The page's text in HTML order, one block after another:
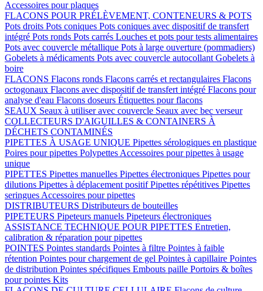
Accessoires pour plaques
FLACONS POUR PRÉLÈVEMENT, CONTENEURS & POTS
Pots droits Pots coniques Pots coniques avec dispositif de transfert
intégré Pots ronds Pots carrés Louches et pots pour tests alimentaires
Pots avec couvercle métallique Pots à large ouverture (pommadiers)
Gobelets à médicaments Pots avec couvercle autocollant Gobelets à
boire
FLACONS Flacons ronds Flacons carrés et rectangulaires Flacons
octogonaux Flacons avec dispositif de transfert intégré Flacons pour
analyse d'eau Flacons doseurs Étiquettes pour flacons
SEAUX Seaux à utiliser avec couvercle Seaux avec bec verseur
COLLECTEURS D'AIGUILLES & CONTAINERS À
DÉCHETS CONTAMINÉS
PIPETTES À USAGE UNIQUE Pipettes sérologiques en plastique
Poires pour pipettes Polypettes Accessoires pour pipettes à usage
unique
PIPETTES Pipettes manuelles Pipettes électroniques Pipettes pour
dilutions Pipettes à déplacement positifPipettes répétitives Pipettes
seringues Accessoires pour pipettes
DISTRIBUTEURS Distributeurs de bouteilles
PIPETEURS Pipeteurs manuels Pipeteurs électroniques
ASSISTANCE TECHNIQUE POUR PIPETTES Entretien,
calibration & réparation pour pipettes
POINTES Pointes standards Pointes à filtre Pointes à faible
rétention Pointes pour chargement de gel Pointes à capillaire Pointes
de distribution Pointes spécifiques Embouts paille Portoirs & boîtes
pour pointes Kits